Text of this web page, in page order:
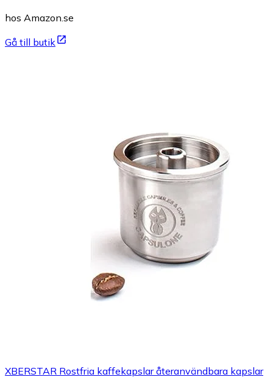
hos Amazon.se
Gå till butik
XBERSTAR Rostfria kaffekapslar återanvändbara kapslar